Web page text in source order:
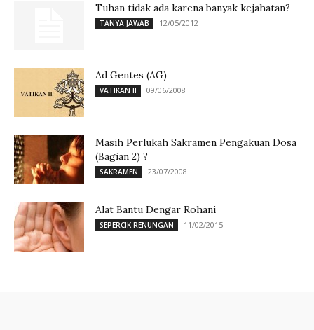
Tuhan tidak ada karena banyak kejahatan?
TANYA JAWAB 12/05/2012
Ad Gentes (AG)
VATIKAN II 09/06/2008
Masih Perlukah Sakramen Pengakuan Dosa
(Bagian 2) ?
SAKRAMEN 23/07/2008
Alat Bantu Dengar Rohani
SEPERCIK RENUNGAN 11/02/2015